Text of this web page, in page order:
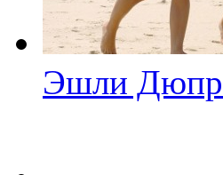
Эшли